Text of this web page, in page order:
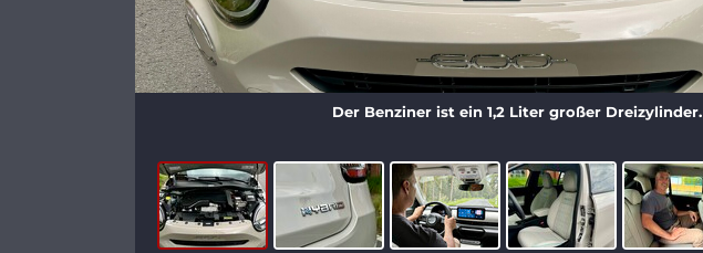
Der Benziner ist ein 1,2 Liter großer Dreizylinder.